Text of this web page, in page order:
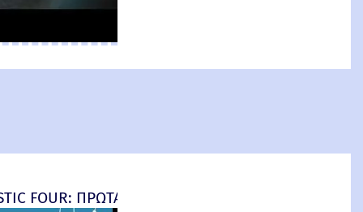
Brand New Day) New Threat
FOUR: ΠΡΩΤΑ ΒΗΜΑΤΑ - final